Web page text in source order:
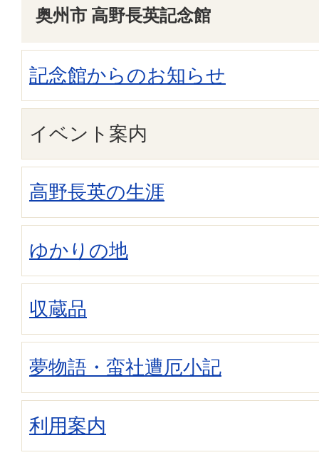
奥州市 高野長英記念館
記念館からのお知らせ
イベント案内
高野長英の生涯
ゆかりの地
収蔵品
夢物語・蛮社遭厄小記
利用案内